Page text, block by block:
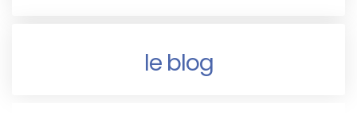
le blog